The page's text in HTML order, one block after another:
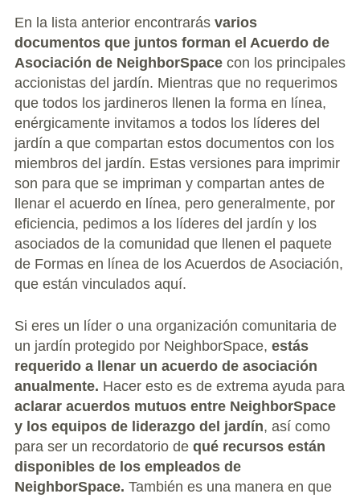
Fiscal Sponsorship Information,
Reimbursements, Go Fund Me Instructions, and
Grant Application Notification
Free Wood Chip Delivery
Bartlett Tree Care Service
Group Volunteer Ready Gardens
Large Group Volunteer Organizations
Soil Delivery Days
Apply To Be A NeighborSpace
Pre-Application Lot Protection Interest Form
Becoming a NeighborSpace Garden: FAQ
Documentos para el Acuerdo de Asociación
Partnership Agreement Document
Site Guidelines
En la lista anterior encontrarás varios
documentos que juntos forman el Acuerdo de
Asociación de NeighborSpacecon los principales
accionistas del jardín. Mientras que no requerimos
que todos los jardineros llenen la forma en línea,
enérgicamente invitamos a todos los líderes del
jardín a que compartan estos documentos con los
miembros del jardín. Estas versiones para imprimir
son para que se impriman y compartan antes de
llenar el acuerdo en línea, pero generalmente, por
eficiencia, pedimos a los líderes del jardín y los
asociados de la comunidad que llenen el paquete
de Formas en línea de los Acuerdos de Asociación,
que están vinculados aquí.
Si eres un líder o una organización comunitaria de
un jardín protegido por NeighborSpace, estás
requerido a llenar un acuerdo de asociación
anualmente. Hacer esto es de extrema ayuda para
aclarar acuerdos mutuos entre NeighborSpace
y los equipos de liderazgo del jardín, así como
para ser un recordatorio de qué recursos están
disponibles de los empleados de
NeighborSpace. También es una manera en que